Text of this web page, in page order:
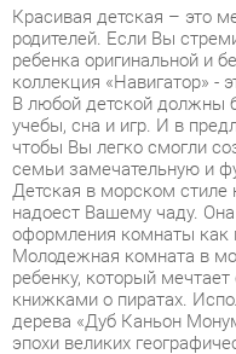
В любой детской должны
учебы, сна и игр. И в
чтобы Вы легко смогли
семьи замечательную и
Детская в морском стиле
надоест Вашему чаду. Она
оформления комнаты как
Молодежная комната в
ребенку, который мечтает
книжками о пиратах.
дерева «Дуб Каньон
эпохи великих
комнате ребенок будет
удобство, но и
которого зависят все
Характеристики мебели: